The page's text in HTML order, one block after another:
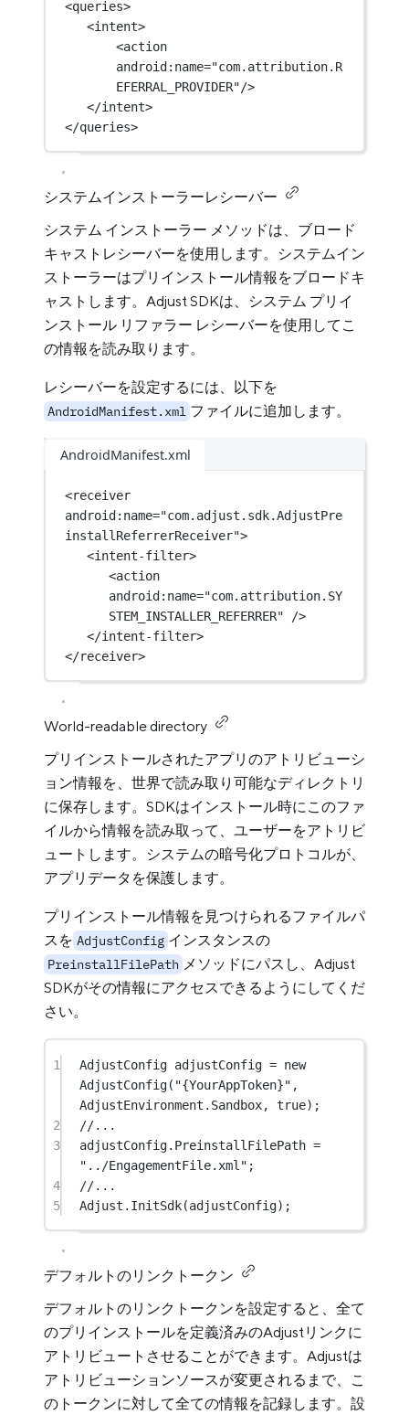
<queries>
<intent>
<action
android:name="com.attribution.R
EFERRAL_PROVIDER"/>
</intent>
</queries>
システムインストーラーレシーバー
システム インストーラー メソッドは、ブロード
キャストレシーバーを使用します。システムイン
ストーラーはプリインストール情報をブロードキ
ャストします。Adjust SDKは、システム プリイ
ンストール リファラー レシーバーを使用してこ
の情報を読み取ります。
レシーバーを設定するには、以下を
AndroidManifest.xml ファイルに追加します。
AndroidManifest.xml
<receiver
android:name="com.adjust.sdk.AdjustPre
installReferrerReceiver">
<intent-filter>
<action
android:name="com.attribution.SY
STEM_INSTALLER_REFERRER" />
</intent-filter>
</receiver>
World-readable directory
プリインストールされたアプリのアトリビューシ
ョン情報を、世界で読み取り可能なディレクトリ
に保存します。SDKはインストール時にこのファ
イルから情報を読み取って、ユーザーをアトリビ
ュートします。システムの暗号化プロトコルが、
アプリデータを保護します。
プリインストール情報を見つけられるファイルパ
スを AdjustConfig インスタンスの
PreinstallFilePath メソッドにパスし、Adjust
SDKがその情報にアクセスできるようにしてくだ
さい。
1 AdjustConfig adjustConfig = new
AdjustConfig( "{YourAppToken}" ,
AdjustEnvironment.Sandbox, true);
2
//...
3
adjustConfig.PreinstallFilePath =
"../EngagementFile.xml" ;
4
//...
5
Adjust. InitSdk(adjustConfig);
デフォルトのリンクトークン
デフォルトのリンクトークンを設定すると、全て
のプリインストールを定義済みのAdjustリンクに
アトリビュートさせることができます。Adjustは
アトリビューションソースが変更されるまで、こ
のトークンに対して全ての情報を記録します。設